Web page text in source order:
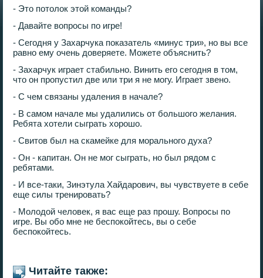
- Это потолок этой команды?
- Давайте вопросы по игре!
- Сегодня у Захарчука показатель «минус три», но вы все
равно ему очень доверяете. Можете объяснить?
- Захарчук играет стабильно. Винить его сегодня в том,
что он пропустил две или три я не могу. Играет звено.
- С чем связаны удаления в начале?
- В самом начале мы удалились от большого желания.
Ребята хотели сыграть хорошо.
- Свитов был на скамейке для морального духа?
- Он - капитан. Он не мог сыграть, но был рядом с
ребятами.
- И все-таки, Зинэтула Хайдарович, вы чувствуете в себе
еще силы тренировать?
- Молодой человек, я вас еще раз прошу. Вопросы по
игре. Вы обо мне не беспокойтесь, вы о себе
беспокойтесь.
Читайте также: